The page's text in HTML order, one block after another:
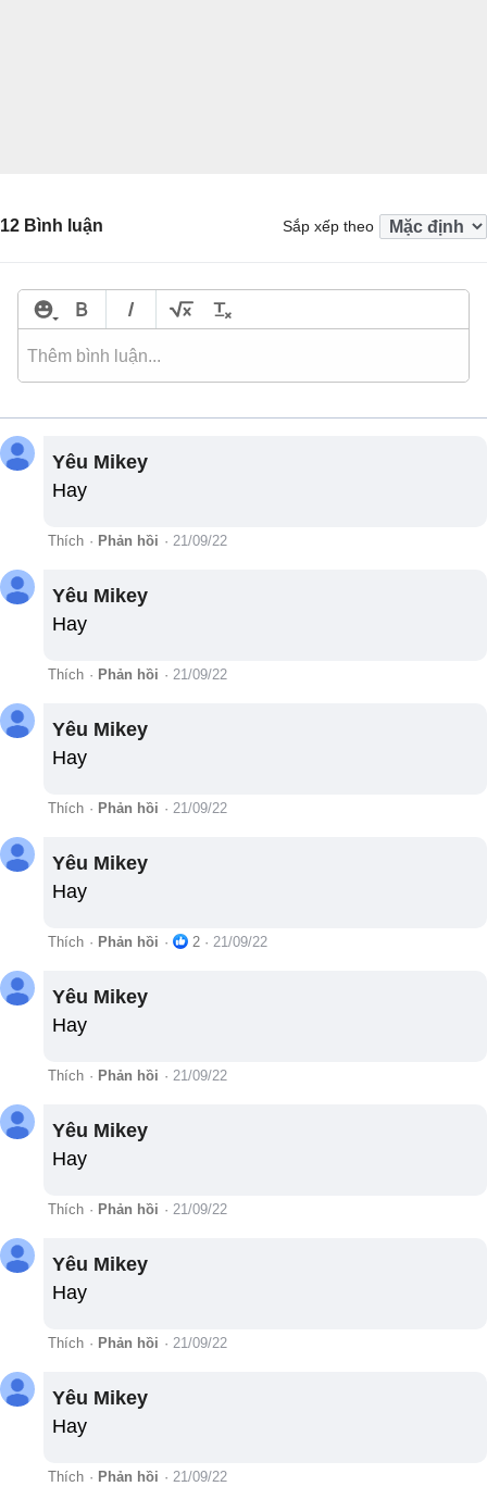
12 Bình luận Sắp xếp theo
Yêu Mikey
Hay
Thích · Phản hồi · 21/09/22
Yêu Mikey
Hay
Thích · Phản hồi · 21/09/22
Yêu Mikey
Hay
Thích · Phản hồi · 21/09/22
Yêu Mikey
Hay
Thích · Phản hồi · 2 · 21/09/22
Yêu Mikey
Hay
Thích · Phản hồi · 21/09/22
Yêu Mikey
Hay
Thích · Phản hồi · 21/09/22
Yêu Mikey
Hay
Thích · Phản hồi · 21/09/22
Yêu Mikey
Hay
Thích · Phản hồi · 21/09/22